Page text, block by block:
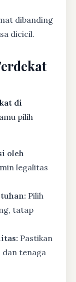
dibanding
dicicil.
di
pilih
oleh
legalitas
Pilih
tatap
Pastikan
dan tenaga